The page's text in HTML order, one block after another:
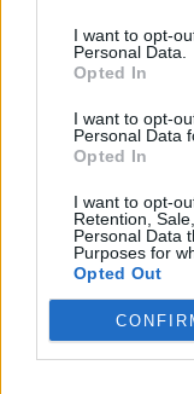
I want to opt-
Personal Data.
Opted In
I want to opt-
Personal Data
Opted In
I want to opt-
Retention,
Personal Data
Purposes for
Opted Out